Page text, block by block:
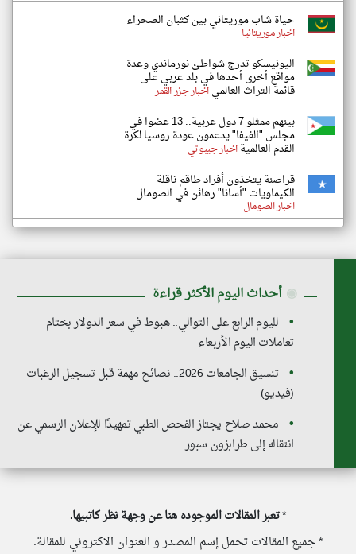
حياة شاب موريتاني بين كثبان الصحراء
اخبار موريتانيا
اليونيسكو تدرج شواطئ نورماندي وعدة
مواقع أخرى أحدها في بلد عربي على
قائمة التراث العالمياخبار جزر القمر
بينهم ممثلو 7 دول عربية.. 13 عضوا في
مجلس "الفيفا" يدعمون عودة روسيا لكرة
القدم العالميةاخبار جيبوتي
قراصنة يتخذون أفراد طاقم ناقلة
الكيماويات "أسانا" رهائن في الصومال
اخبار الصومال
◉ أحداث اليوم الأكثر قراءة
لليوم الرابع على التوالي.. هبوط في سعر الدولار بختام
تعاملات اليوم الأربعاء
تنسيق الجامعات 2026.. نصائح مهمة قبل تسجيل الرغبات
(فيديو)
محمد صلاح يجتاز الفحص الطبي تمهيدًا للإعلان الرسمي عن
انتقاله إلى طرابزون سبور
*تعبر المقالات الموجوده هنا عن وجهة نظر كاتبيها.
* جميع المقالات تحمل إسم المصدر و العنوان الاكتروني للمقالة.